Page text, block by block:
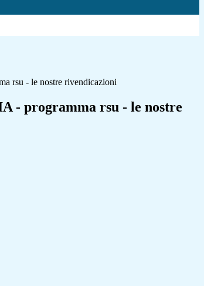
rsu - le nostre rivendicazioni
- programma rsu - le nostre